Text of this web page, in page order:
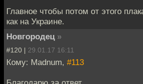
Главное чтобы потом от этого
как на Украине.
Новгородец »
#120 | 29.01.17 16:11
Кому: Madnum, #113